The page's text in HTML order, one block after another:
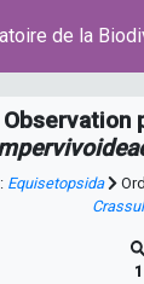
de la
Observation
Equisetopsida
1